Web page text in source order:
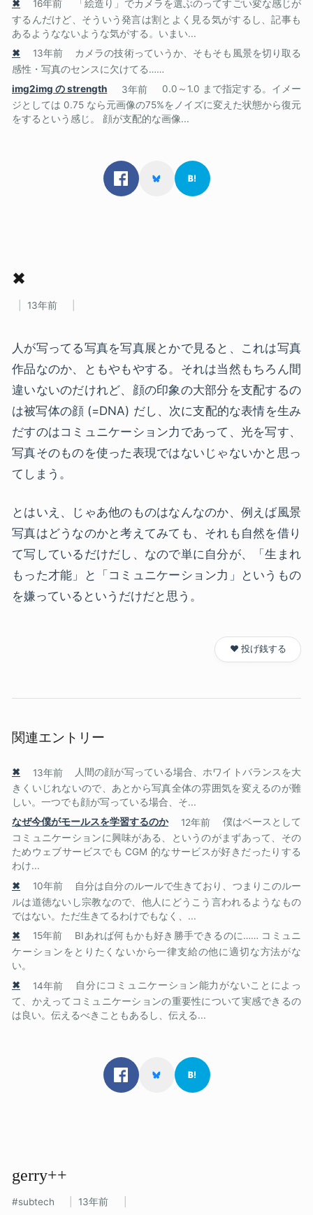
✖ 16年前
「絵造り」でカメラを選ぶのってすごい変な感じが
するんだけど、そういう発言は割とよく見る気がするし、記事も
あるようなないような気がする。いまい...
✖
13年前
カメラの技術っていうか、そもそも風景を切り取る
感性・写真のセンスに欠けてる……
img2img の strength
3年前
0.0～1.0 まで指定する。イメー
ジとしては 0.75 なら元画像の75%をノイズに変えた状態から復元
をするという感じ。 顔が支配的な画像...
✖
13年前
人が写ってる写真を写真展とかで見ると、これは写真
作品なのか、ともやもやする。それは当然もちろん間
違いないのだけれど、顔の印象の大部分を支配するの
は被写体の顔 (=DNA) だし、次に支配的な表情を生み
だすのはコミュニケーション力であって、光を写す、
写真そのものを使った表現ではないじゃないかと思っ
てしまう。
とはいえ、じゃあ他のものはなんなのか、例えば風景
写真はどうなのかと考えてみても、それも自然を借り
て写しているだけだし、なので単に自分が、「生まれ
もった才能」と「コミュニケーション力」というもの
を嫌っているというだけだと思う。
❤️ 投げ銭する
関連エントリー
✖ 13年前
人間の顔が写っている場合、ホワイトバランスを大
きくいじれないので、あとから写真全体の雰囲気を変えるのが難
しい。一つでも顔が写っている場合、そ...
なぜ今僕がモールスを学習するのか
12年前
僕はベースとして
コミュニケーションに興味がある、というのがまずあって、その
ためウェブサービスでも CGM 的なサービスが好きだったりする
わけ...
✖
10年前
自分は自分のルールで生きており、つまりこのルー
ルは道徳ないし宗教なので、他人にどうこう言われるようなもの
ではない。ただ生きてるわけでもなく、...
✖
15年前
BIあれば何もかも好き勝手できるのに…… コミュニ
ケーションをとりたくないから一律支給の他に適切な方法がな
い。
✖
14年前
自分にコミュニケーション能力がないことによっ
て、かえってコミュニケーションの重要性について実感できるの
は良い。伝えるべきこともあるし、伝える...
gerry++
subtech 13年前